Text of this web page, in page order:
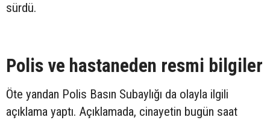
sürdü.
Polis ve hastaneden resmi bilgiler
Öte yandan Polis Basın Subaylığı da olayla ilgili
açıklama yaptı. Açıklamada, cinayetin bugün saat